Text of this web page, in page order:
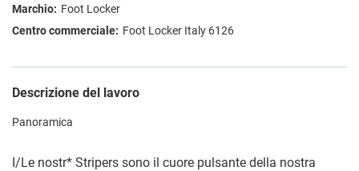
Foot Locker
Foot Locker Italy 6126
Descrizione del lavoro
Panoramica
I/Le nostr* Stripers sono il cuore pulsante della nostra